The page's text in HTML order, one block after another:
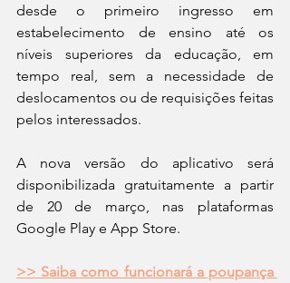
desde o primeiro ingresso em
estabelecimento de ensino até os
níveis superiores da educação, em
tempo real, sem a necessidade de
deslocamentos ou de requisições feitas
pelos interessados.
A nova versão do aplicativo será
disponibilizada gratuitamente a partir
de 20 de março, nas plataformas
Google Play e App Store.
>> Saiba como funcionará a poupança